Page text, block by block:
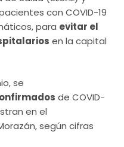
con COVID-19
para evitar el
en la capital
se
de COVID-
en el
según cifras